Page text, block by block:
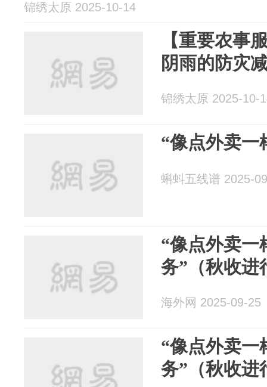
锦绣太原 2025-10-14
【重要农事
阴雨的防灾
锦绣太原 2025-10-
“像点外卖一
蝌蚪五线谱 2025-
“像点外卖一
务”（秋收进
海外网 2025-09-25
“像点外卖一
务”（秋收进